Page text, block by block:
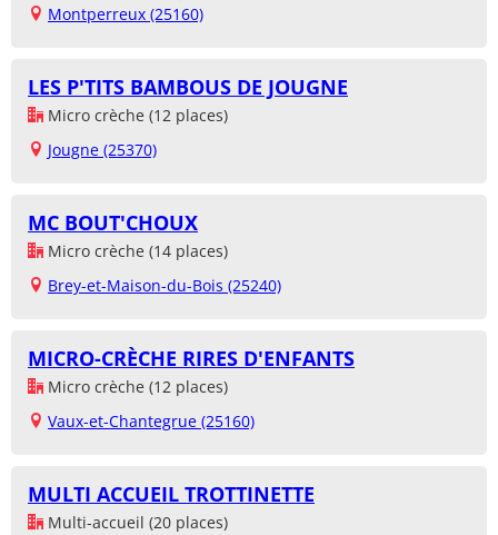
Montperreux (25160)
LES P'TITS BAMBOUS DE JOUGNE
Micro crèche (12 places)
Jougne (25370)
MC BOUT'CHOUX
Micro crèche (14 places)
Brey-et-Maison-du-Bois (25240)
MICRO-CRÈCHE RIRES D'ENFANTS
Micro crèche (12 places)
Vaux-et-Chantegrue (25160)
MULTI ACCUEIL TROTTINETTE
Multi-accueil (20 places)